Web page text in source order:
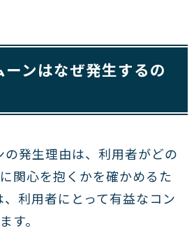
ンはなぜ発生するの
発生理由は、利用者がどの
関心を抱くかを確かめるた
利用者にとって有益なコン
す。